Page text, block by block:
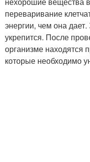
переваривание
энергии, чем она
укрепится. После
организме находятся
которые необходимо